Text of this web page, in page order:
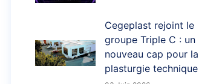
Cegeplast rejoint le
groupe Triple C : un
nouveau cap pour la
plasturgie technique